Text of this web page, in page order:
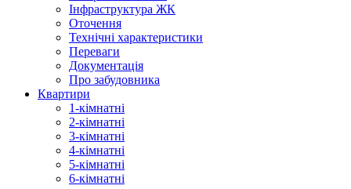
Інфраструктура ЖК
Оточення
Технічні характеристики
Переваги
Документація
Про забудовника
Квартири
1-кімнатні
2-кімнатні
3-кімнатні
4-кімнатні
5-кімнатні
6-кімнатні